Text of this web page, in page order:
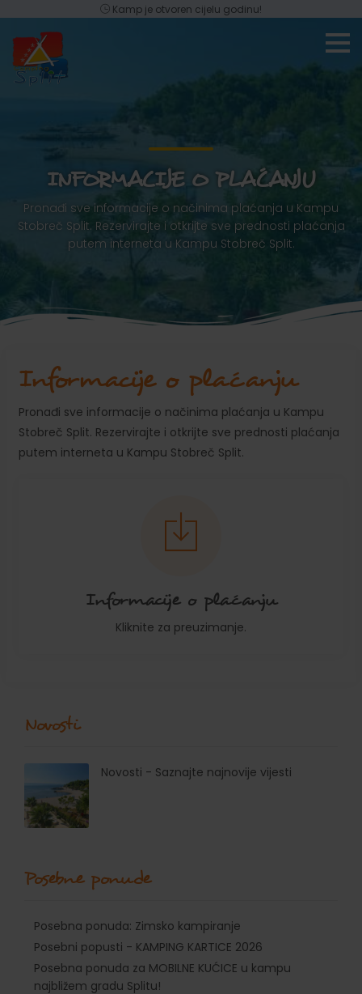
Kamp je otvoren cijelu godinu!
INFORMACIJE O PLAĆANJU
Pronađi sve informacije o načinima plaćanja u Kampu
Stobreč Split. Rezervirajte i otkrijte sve prednosti plaćanja
putem interneta u Kampu Stobreč Split.
Informacije o plaćanju
Pronađi sve informacije o načinima plaćanja u Kampu
Stobreč Split. Rezervirajte i otkrijte sve prednosti plaćanja
putem interneta u Kampu Stobreč Split.
Informacije o plaćanju
Kliknite za preuzimanje.
Novosti
Novosti - Saznajte najnovije vijesti
Posebne ponude
Posebna ponuda: Zimsko kampiranje
Posebni popusti - KAMPING KARTICE 2026
Posebna ponuda za MOBILNE KUĆICE u kampu
najbližem gradu Splitu!